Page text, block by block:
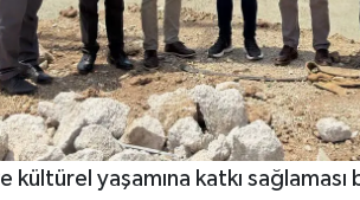
kültürel yaşamına katkı sağlaması